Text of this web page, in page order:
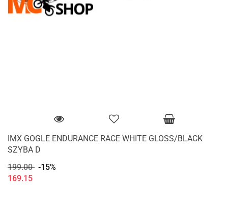
IMX GOGLE ENDURANCE RACE WHITE GLOSS/BLACK
SZYBA D
199.00 -15%
169.15